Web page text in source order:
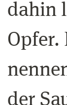
dahin
Opfer.
der